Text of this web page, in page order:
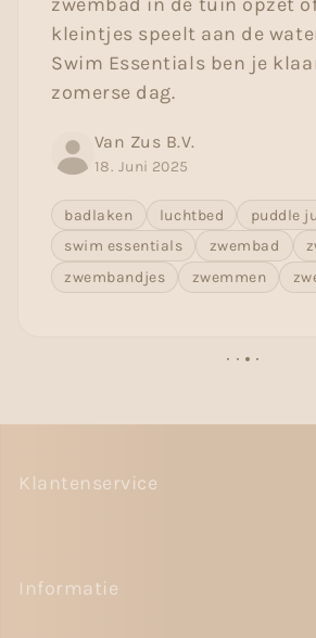
kleintjes speelt aan de
Swim Essentials ben je
zomerse dag.
Van Zus B.V.
18. Juni 2025
badlaken luchtbed
puddle
swim essentials
zwembad
zwembandjes
zwemmen
Klantenservice
Informatie